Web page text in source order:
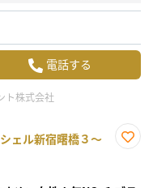
電話する
ト株式会社
ェル新宿曙橋３～